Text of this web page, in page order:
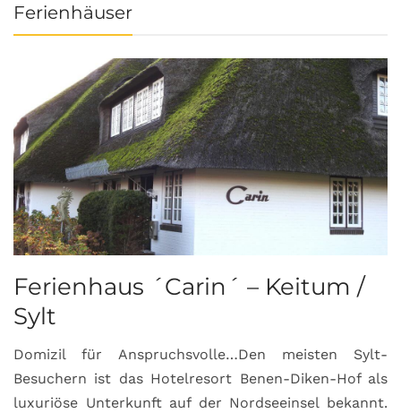
Ferienhäuser
Ferienhaus ´Carin´ – Keitum /
Sylt
Domizil für Anspruchsvolle…Den meisten Sylt-
Besuchern ist das Hotelresort Benen-Diken-Hof als
luxuriöse Unterkunft auf der Nordseeinsel bekannt.